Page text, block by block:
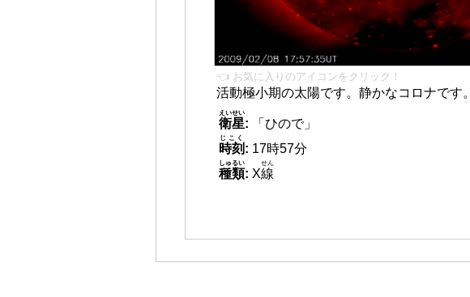
👈 お気に入りのアイコンをクリック！
活動極小期の太陽です。静かなコロナです。
衛星
えいせい
:
「ひので」
時刻
じこく
: 17時57分
種類
しゅるい
: X線
せん